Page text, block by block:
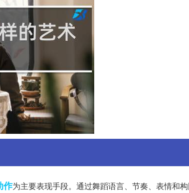
作为主要表现手段。通过舞蹈语言、节奏、表情和